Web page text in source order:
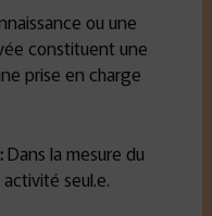
ou une
constituent une
prise en charge
:Dans la mesure du
seul.e.